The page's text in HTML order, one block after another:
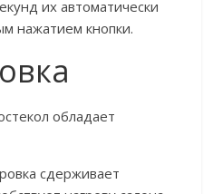
их автоматически
нажатием кнопки.
обладает
сдерживает